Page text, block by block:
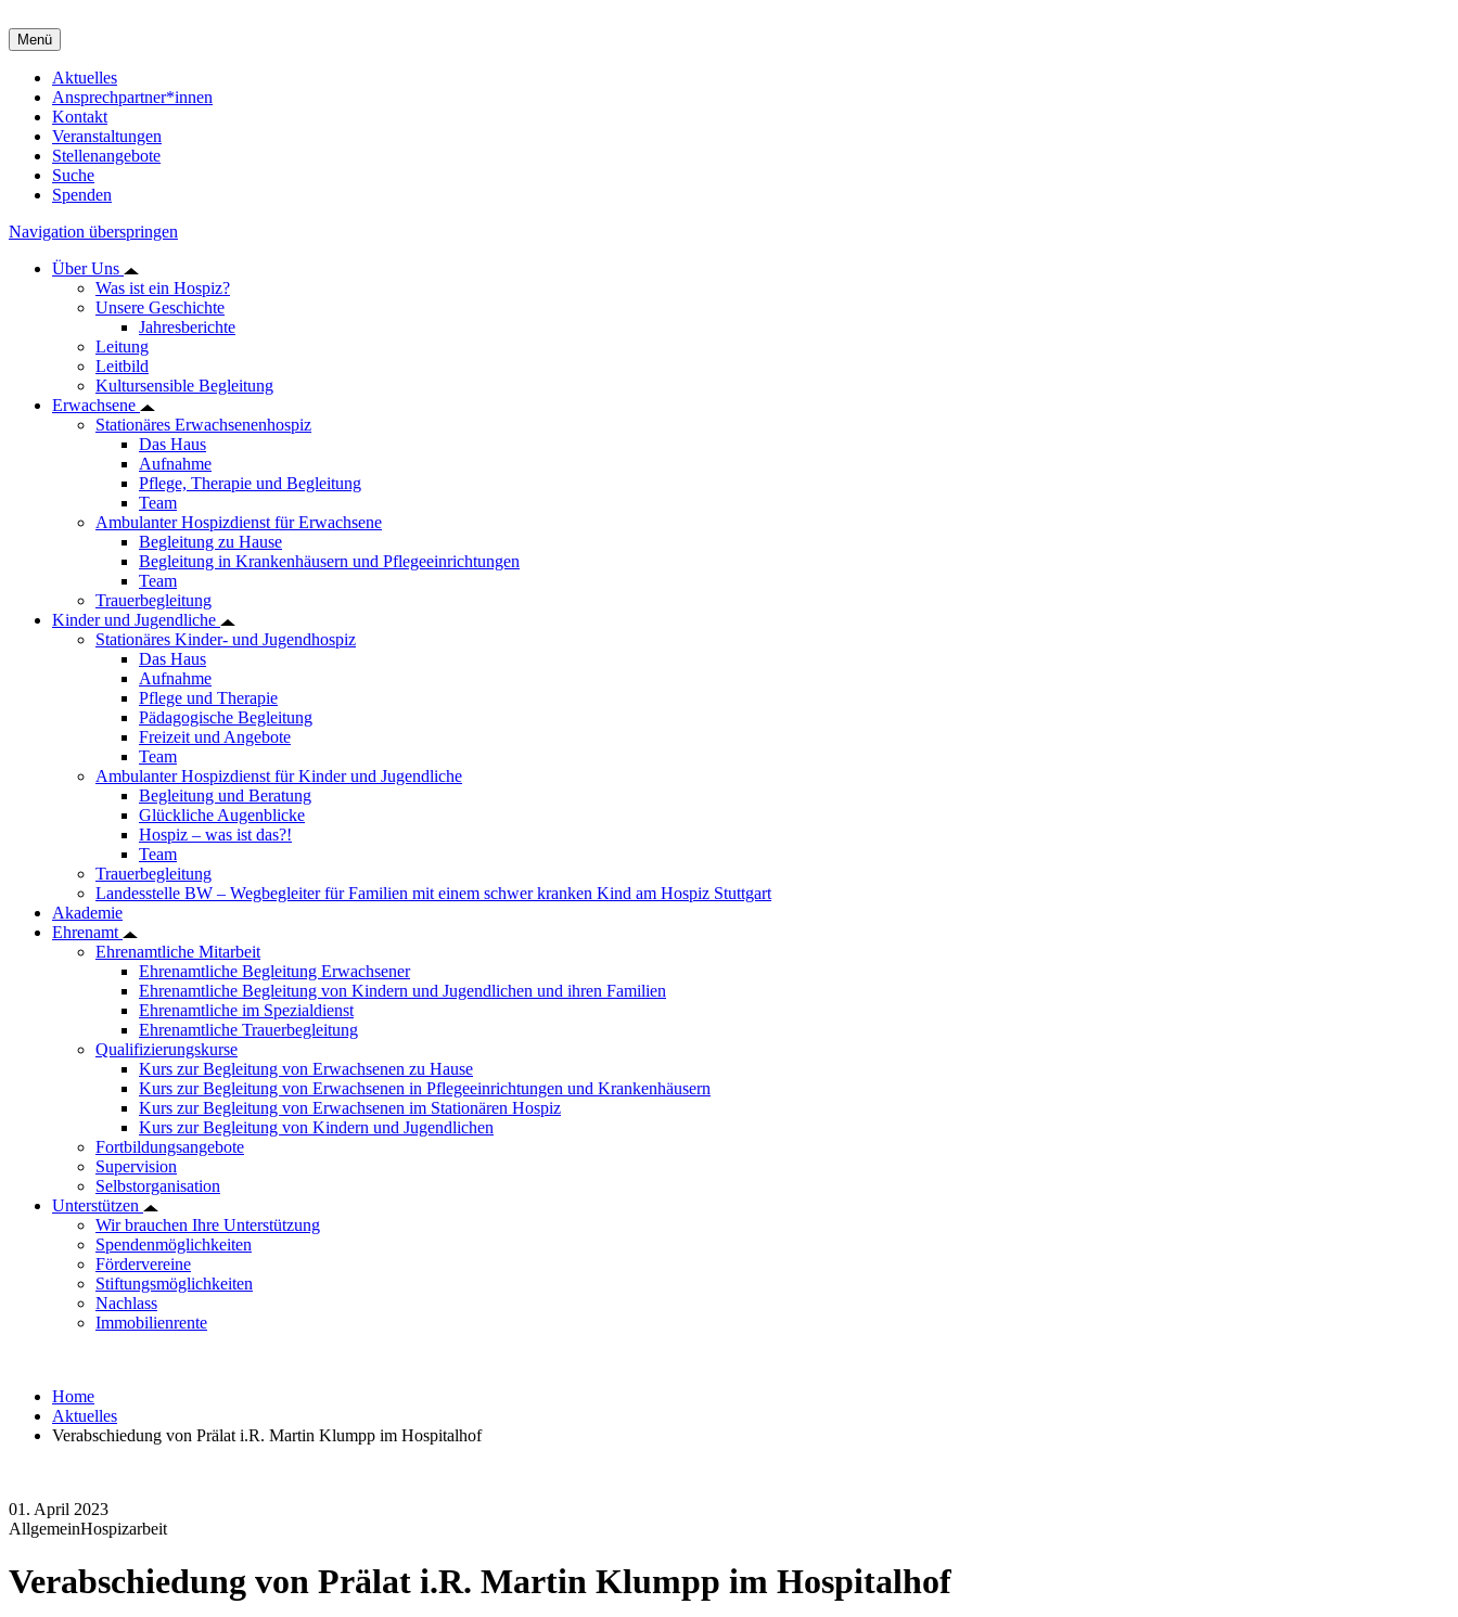
Menü
Aktuelles
Ansprechpartner*innen
Kontakt
Veranstaltungen
Stellenangebote
Suche
Spenden
Navigation überspringen
Über Uns
Was ist ein Hospiz?
Unsere Geschichte
Jahresberichte
Leitung
Leitbild
Kultursensible Begleitung
Erwachsene
Stationäres Erwachsenenhospiz
Das Haus
Aufnahme
Pflege, Therapie und Begleitung
Team
Ambulanter Hospizdienst für Erwachsene
Begleitung zu Hause
Begleitung in Krankenhäusern und Pflegeeinrichtungen
Team
Trauerbegleitung
Kinder und Jugendliche
Stationäres Kinder- und Jugendhospiz
Das Haus
Aufnahme
Pflege und Therapie
Pädagogische Begleitung
Freizeit und Angebote
Team
Ambulanter Hospizdienst für Kinder und Jugendliche
Begleitung und Beratung
Glückliche Augenblicke
Hospiz – was ist das?!
Team
Trauerbegleitung
Landesstelle BW – Wegbegleiter für Familien mit einem schwer kranken Kind am Hospiz Stuttgart
Akademie
Ehrenamt
Ehrenamtliche Mitarbeit
Ehrenamtliche Begleitung Erwachsener
Ehrenamtliche Begleitung von Kindern und Jugendlichen und ihren Familien
Ehrenamtliche im Spezialdienst
Ehrenamtliche Trauerbegleitung
Qualifizierungskurse
Kurs zur Begleitung von Erwachsenen zu Hause
Kurs zur Begleitung von Erwachsenen in Pflegeeinrichtungen und Krankenhäusern
Kurs zur Begleitung von Erwachsenen im Stationären Hospiz
Kurs zur Begleitung von Kindern und Jugendlichen
Fortbildungsangebote
Supervision
Selbstorganisation
Unterstützen
Wir brauchen Ihre Unterstützung
Spendenmöglichkeiten
Fördervereine
Stiftungsmöglichkeiten
Nachlass
Immobilienrente
Home
Aktuelles
Verabschiedung von Prälat i.R. Martin Klumpp im Hospitalhof
01. April 2023
AllgemeinHospizarbeit
Verabschiedung von Prälat i.R. Martin Klumpp im Hospitalhof